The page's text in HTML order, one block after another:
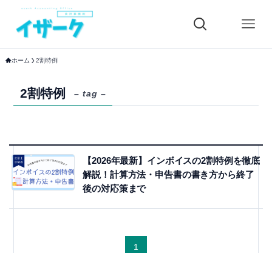
ホーム 2割特例
2割特例 – tag –
【2026年最新】インボイスの2割特例を徹底
解説！計算方法・申告書の書き方から終了
後の対応策まで
1